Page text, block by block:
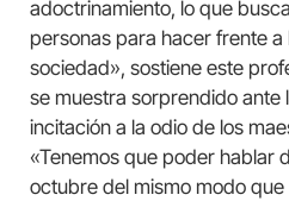
adoctrinamiento, lo que
personas para hacer frente a
sociedad», sostiene este
se muestra sorprendido ante
incitación a la odio de los
«Tenemos que poder hablar
octubre del mismo modo